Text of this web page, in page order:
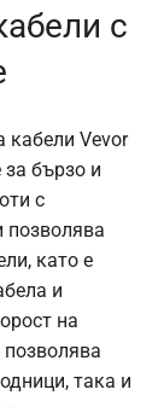
с
кабели Vevor
бързо и
с
позволява
като е
и
на
така и